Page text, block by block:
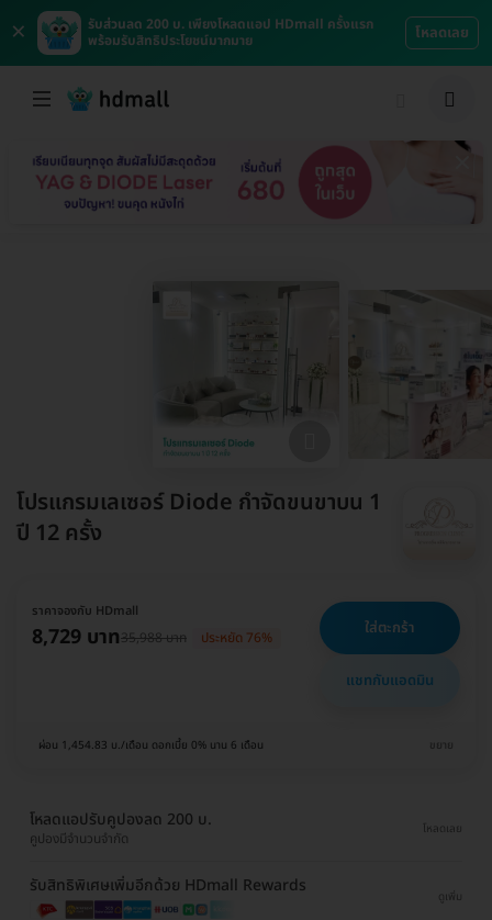
×
รับส่วนลด 200 บ. เพียงโหลดแอป HDmall ครั้งแรก
พร้อมรับสิทธิประโยชน์มากมาย
โหลดเลย
โปรแกรมเลเซอร์ Diode กำจัดขนขาบน 1
ปี 12 ครั้ง
ราคาจองกับ HDmall
8,729 บาท35,988 บาท ประหยัด 76% ใส่ตะกร้า
แชทกับแอดมิน
ผ่อน 1,454.83 บ./เดือน ดอกเบี้ย 0% นาน 6 เดือน ขยาย
โหลดแอปรับคูปองลด 200 บ.
คูปองมีจำนวนจำกัด
โหลดเลย
รับสิทธิพิเศษเพิ่มอีกด้วย HDmall Rewards
ดูเพิ่ม